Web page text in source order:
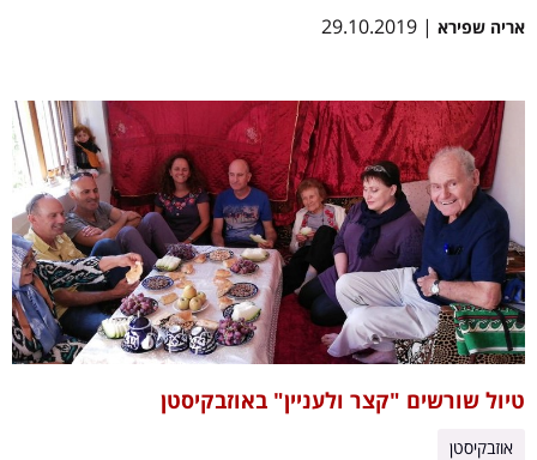
אריה שפירא | 29.10.2019
טיול שורשים "קצר ולעניין" באוזבקיסטן
אוזבקיסטן